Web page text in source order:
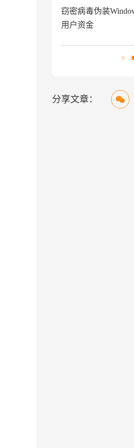
技术揭秘|代码追踪
南来啦
分享文章：